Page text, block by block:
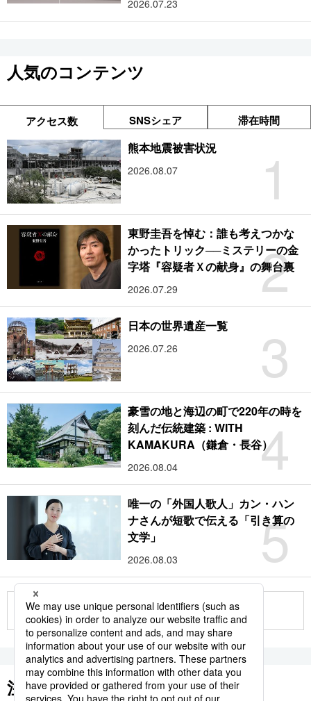
2026.07.23
人気のコンテンツ
アクセス数 SNSシェア 滞在時間
1
熊本地震被害状況
2026.08.07
2
東野圭吾を悼む：誰も考えつかな
かったトリック──ミステリーの金
字塔『容疑者Ｘの献身』の舞台裏
2026.07.29
3
日本の世界遺産一覧
2026.07.26
4
豪雪の地と海辺の町で220年の時を
刻んだ伝統建築 : WITH
KAMAKURA（鎌倉・長谷）
2026.08.04
5
唯一の「外国人歌人」カン・ハン
ナさんが短歌で伝える「引き算の
文学」
2026.08.03
もっと見る
注目のキーワード